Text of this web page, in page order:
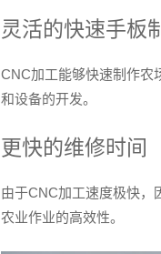
灵活的快速手板
CNC加工能够快速制作农
和设备的开发。
更快的维修时间
由于CNC加工速度极快，
农业作业的高效性。